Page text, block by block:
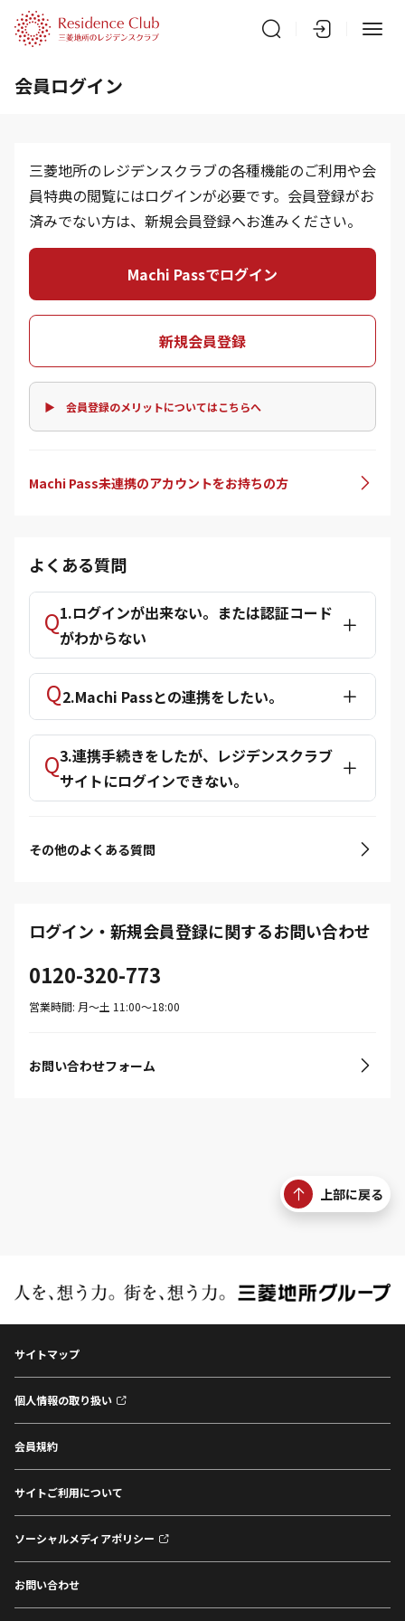
会員ログイン
三菱地所のレジデンスクラブの各種機能のご利用や会
員特典の閲覧にはログインが必要です。会員登録がお
済みでない方は、新規会員登録へお進みください。
Machi Passでログイン
新規会員登録
▶ 会員登録のメリットについてはこちらへ
Machi Pass未連携のアカウントをお持ちの方
よくある質問
1.ログインが出来ない。または認証コード
がわからない
2.Machi Passとの連携をしたい。
3.連携手続きをしたが、レジデンスクラブ
サイトにログインできない。
その他のよくある質問
ログイン・新規会員登録に関するお問い合わせ
0120-320-773
営業時間: 月〜土 11:00〜18:00
お問い合わせフォーム
上部に戻る
サイトマップ
個人情報の取り扱い
会員規約
サイトご利用について
ソーシャルメディアポリシー
お問い合わせ